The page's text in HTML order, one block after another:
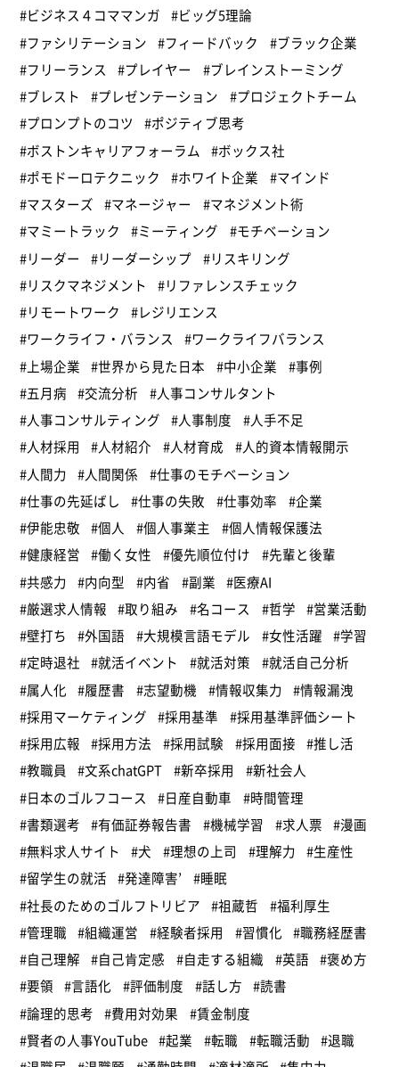
#ビジネス４コママンガ
#ビッグ5理論
#ファシリテーション
#フィードバック
#ブラック企業
#フリーランス
#プレイヤー
#ブレインストーミング
#ブレスト
#プレゼンテーション
#プロジェクトチーム
#プロンプトのコツ
#ポジティブ思考
#ボストンキャリアフォーラム
#ボックス社
#ポモドーロテクニック
#ホワイト企業
#マインド
#マスターズ
#マネージャー
#マネジメント術
#マミートラック
#ミーティング
#モチベーション
#リーダー
#リーダーシップ #リスキリング
#リスクマネジメント
#リファレンスチェック
#リモートワーク
#レジリエンス
#ワークライフ・バランス
#ワークライフバランス
#上場企業
#世界から見た日本 #中小企業
#事例
#五月病
#交流分析
#人事コンサルタント
#人事コンサルティング
#人事制度
#人手不足
#人材採用
#人材紹介 #人材育成
#人的資本情報開示
#人間力
#人間関係
#仕事のモチベーション
#仕事の先延ばし
#仕事の失敗 #仕事効率
#企業
#伊能忠敬
#個人 #個人事業主
#個人情報保護法
#健康経営
#働く女性 #優先順位付け
#先輩と後輩
#共感力
#内向型 #内省 #副業 #医療AI
#厳選求人情報
#取り組み #名コース #哲学 #営業活動
#壁打ち
#外国語 #大規模言語モデル #女性活躍 #学習
#定時退社
#就活イベント #就活対策
#就活自己分析
#属人化
#履歴書 #志望動機 #情報収集力 #情報漏洩
#採用マーケティング
#採用基準
#採用基準評価シート
#採用広報
#採用方法 #採用試験 #採用面接 #推し活
#教職員
#文系chatGPT #新卒採用
#新社会人
#日本のゴルフコース
#日産自動車
#時間管理
#書類選考
#有価証券報告書 #機械学習 #求人票 #漫画
#無料求人サイト
#犬 #理想の上司 #理解力 #生産性
#留学生の就活
#発達障害’
#睡眠
#社長のためのゴルフトリビア
#祖蔵哲
#福利厚生
#管理職
#組織運営 #経験者採用 #習慣化 #職務経歴書
#自己理解
#自己肯定感 #自走する組織 #英語 #褒め方
#要領
#言語化 #評価制度 #話し方 #読書
#論理的思考
#費用対効果
#賃金制度
#賢者の人事YouTube #起業 #転職 #転職活動 #退職